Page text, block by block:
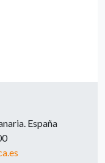
España